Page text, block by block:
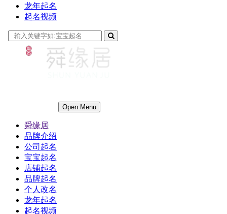
龙年起名
起名视频
Open Menu
舜缘居
品牌介绍
公司起名
宝宝起名
店铺起名
品牌起名
个人改名
龙年起名
起名视频